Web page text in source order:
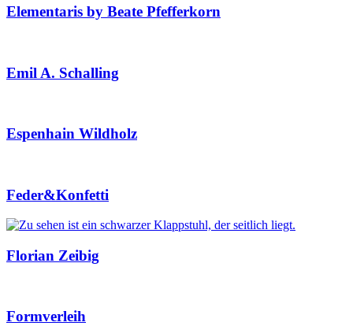
Elementaris by Beate Pfefferkorn
Emil A. Schalling
Espenhain Wildholz
Feder&Konfetti
Florian Zeibig
Formverleih